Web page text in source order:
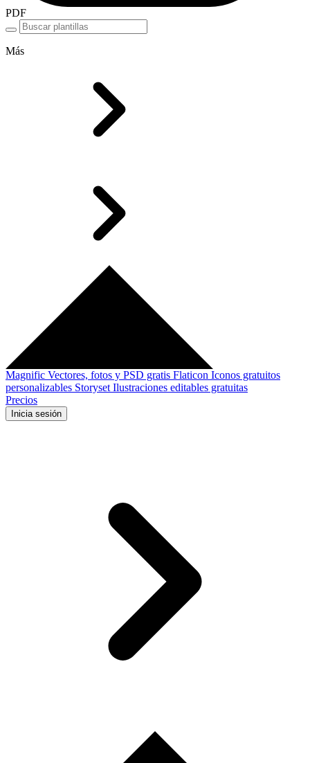
PDF
Más
Magnific Vectores, fotos y PSD gratis Flaticon Iconos gratuitos
personalizables Storyset Ilustraciones editables gratuitas
Precios
Inicia sesión